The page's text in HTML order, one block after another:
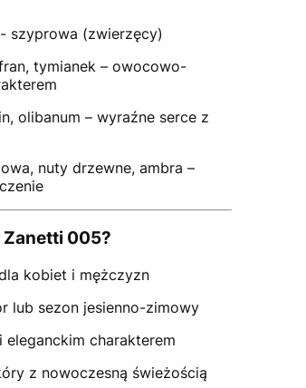
szyprowa (zwierzęcy)
tymianek – owocowo-
olibanum – wyraźne serce z
nuty drzewne, ambra –
005?
kobiet i mężczyzn
lub sezon jesienno-zimowy
eleganckim charakterem
z nowoczesną świeżością